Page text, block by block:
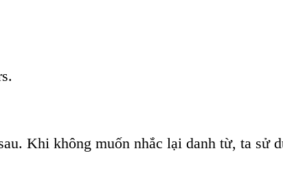
Khi không muốn nhắc lại danh từ, ta sử